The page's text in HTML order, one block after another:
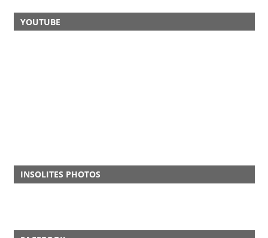
YOUTUBE
INSOLITES PHOTOS